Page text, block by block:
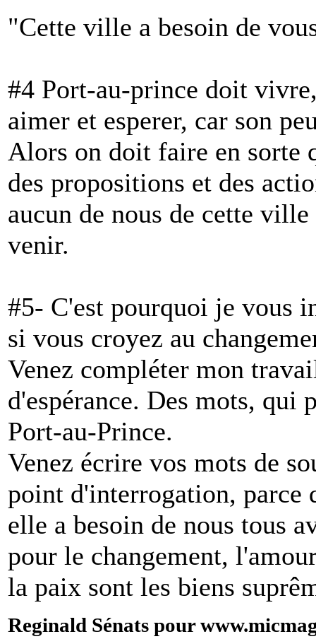
"Cette ville a besoin de
#4 Port-au-prince doit
aimer et esperer, car son
Alors on doit faire en sorte
des propositions et des
aucun de nous de cette
venir.
#5- C'est pourquoi je vous
si vous croyez au
Venez compléter mon
d'espérance. Des mots, qui
Port-au-Prince.
Venez écrire vos mots de
point d'interrogation, parce
elle a besoin de nous tous
pour le changement,
la paix sont les biens
Reginald Sénats pour